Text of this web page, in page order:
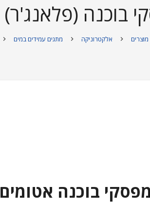
בוכנה
מוצרים אלקטרוניקה מתגים עמידים במים
מפסקי בוכנה